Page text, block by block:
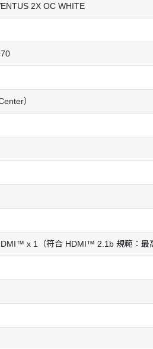
2X OC WHITE
）
x 1（符合 HDMI™ 2.1b 規範：最